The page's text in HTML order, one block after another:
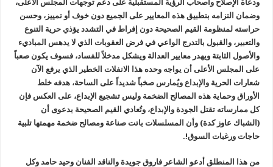
ودعاة الإصلاح وأصحاب الرؤية المستقبلية على دعم توجهات المجلس الأعلى،
وضمان التزامه بتطبيق هذه المعايير على الجميع دون خوف أو تمييز، وحسن
حراسته لمنظومة القيم الصحيحة دون إفراط في التشدد يؤذي حرية التنوع
والتعبير، والقبول بالتدرج الواعي في فرض العقوبات الذي لا يدهس المباديء
والأصول الثابتة ويهدر معايير العدالة ويشكل مدخلاً للفساد، فسوف يكون صعباً
على المجلس الأعلى أن يواجه وحده هذا الانفلات الخطير الذي يرفع الآن
شعارات الحرية والإبداع ويُمارس صخباً شديداً على الساحة، هدفه خلط
الأوراق وحماية هذه المصالح الضخمة وليس تشجيع الإبداع، على العكس فإن
كل ممارساته تقتل الجودة والإبداع، وتُعادي القيم الصحيحة بدعوى أن
(الشباك عاوز كدة) وأن المسلسلات باتت صناعة ومصالح ضخمة مهمتها تلبية
حاجات ورغبات السوق!.
من هذا المنطلق أدعو الشاعر فاروق جويدة والناقد الفنان وحيد حامد وكل